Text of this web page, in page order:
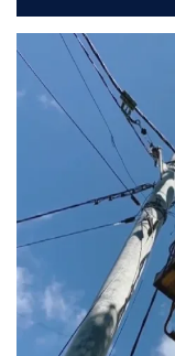
сьогодні, 12:40